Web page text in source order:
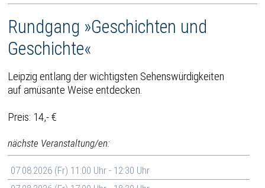
Rundgang »Geschichten und
Geschichte«
Leipzig entlang der wichtigsten Sehenswürdigkeiten
auf amüsante Weise entdecken.
Preis: 14,- €
nächste Veranstaltung/en:
07.08.2026 (Fr) 11:00 Uhr - 12:30 Uhr